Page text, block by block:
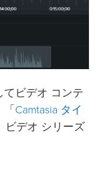
てビデオ コンテ
Camtasia タイ
ビデオ シリーズ